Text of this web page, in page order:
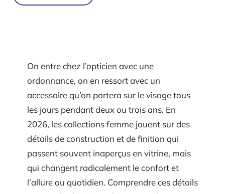
On entre chez l’opticien avec une
ordonnance, on en ressort avec un
accessoire qu’on portera sur le visage tous
les jours pendant deux ou trois ans. En
2026, les collections femme jouent sur des
détails de construction et de finition qui
passent souvent inaperçus en vitrine, mais
qui changent radicalement le confort et
l’allure au quotidien. Comprendre ces détails